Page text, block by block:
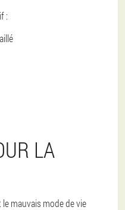
:
LA
mauvais mode de vie